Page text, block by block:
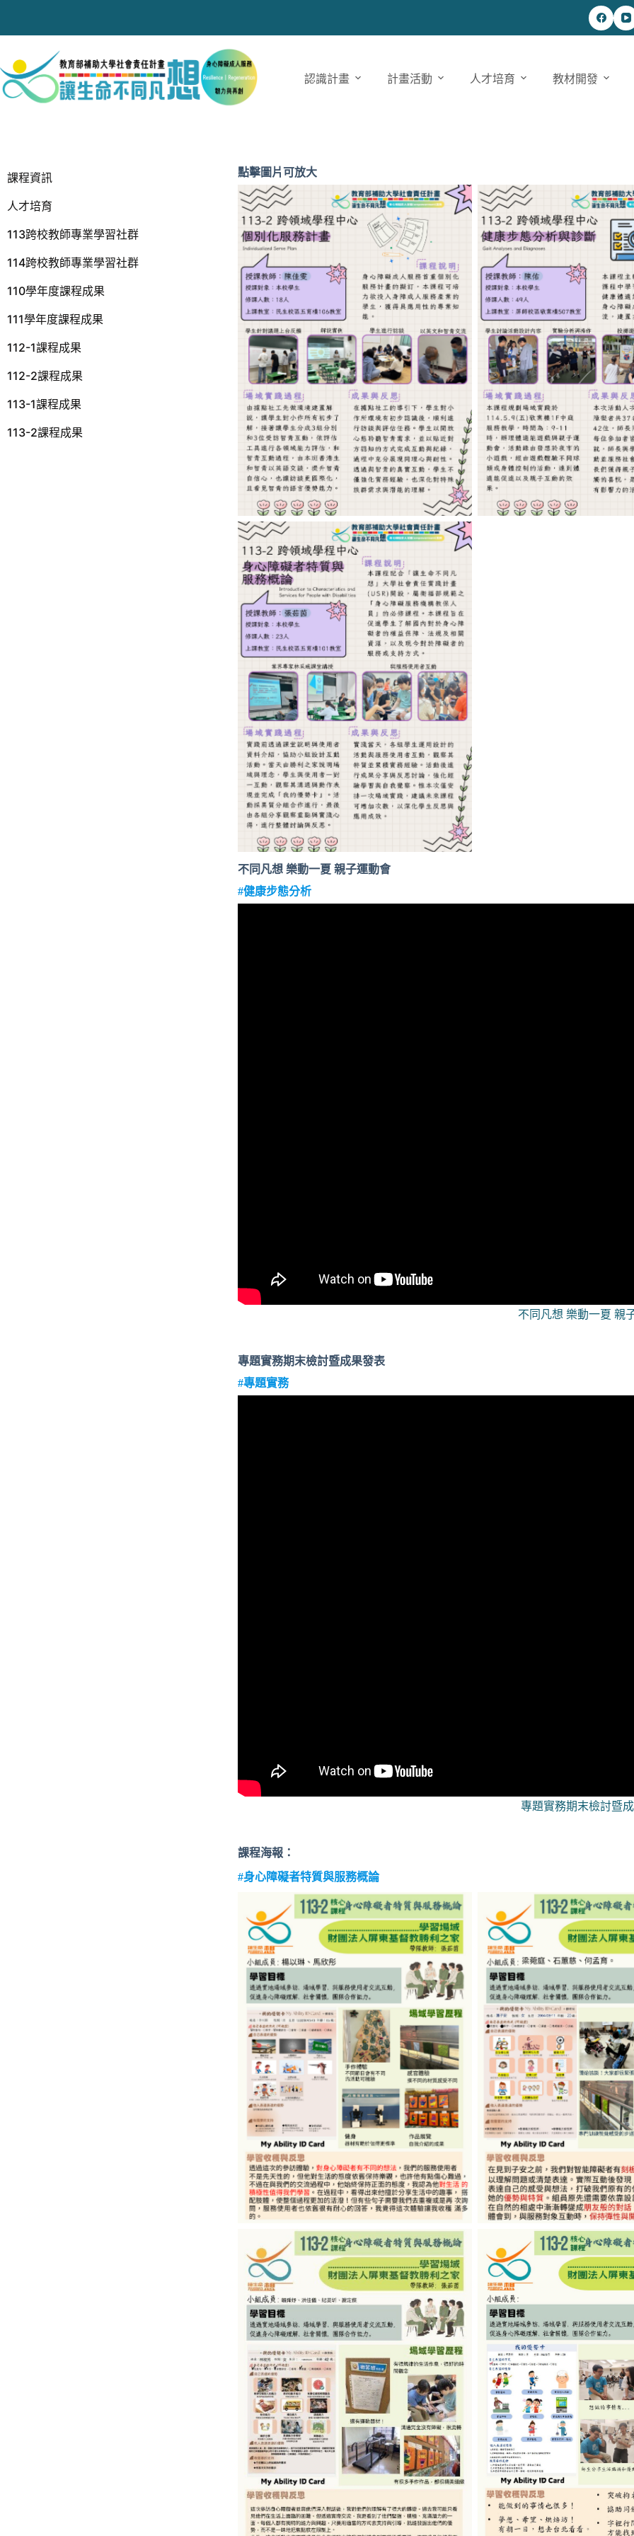
內
容
認識計畫 計畫活動 人才培育 教材開發
課程資訊
人才培育
113跨校教師專業學習社群
114跨校教師專業學習社群
110學年度課程成果
111學年度課程成果
112-1課程成果
112-2課程成果
113-1課程成果
113-2課程成果
點擊圖片可放大
不同凡想 樂動一夏 親子運動會
#健康步態分析
不同凡想 樂動一夏 親
專題實務期末檢討暨成果發表
#專題實務
專題實務期末檢討暨
課程海報：
#身心障礙者特質與服務概論